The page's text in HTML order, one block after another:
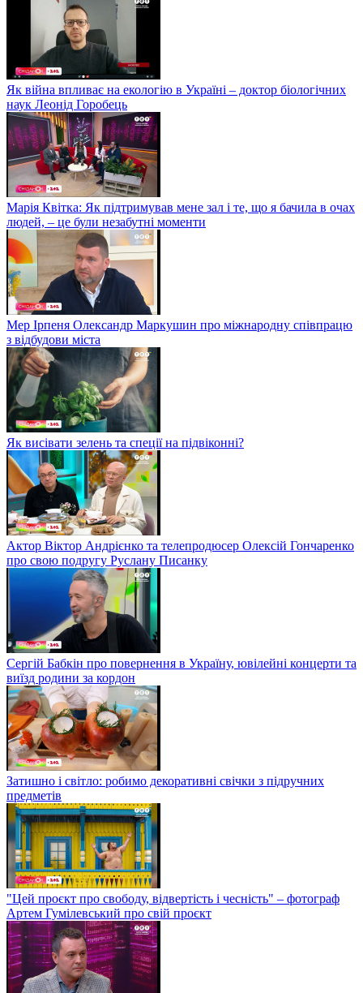
Як війна впливає на екологію в Україні – доктор біологічних
наук Леонід Горобець
Марія Квітка: Як підтримував мене зал і те, що я бачила в очах
людей, – це були незабутні моменти
Мер Ірпеня Олександр Маркушин про міжнародну співпрацю
з відбудови міста
Як висівати зелень та спеції на підвіконні?
Актор Віктор Андрієнко та телепродюсер Олексій Гончаренко
про свою подругу Руслану Писанку
Сергій Бабкін про повернення в Україну, ювілейні концерти та
виїзд родини за кордон
Затишно і світло: робимо декоративні свічки з підручних
предметів
"Цей проєкт про свободу, відвертість і чесність" – фотограф
Артем Гумілевський про свій проєкт